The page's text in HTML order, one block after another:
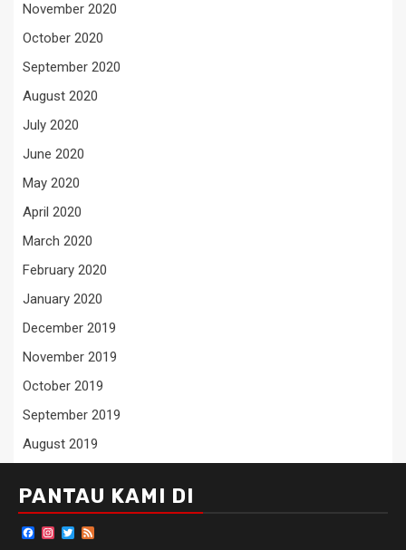
November 2020
October 2020
September 2020
August 2020
July 2020
June 2020
May 2020
April 2020
March 2020
February 2020
January 2020
December 2019
November 2019
October 2019
September 2019
August 2019
PANTAU KAMI DI
Facebook
Instagram
Twitter